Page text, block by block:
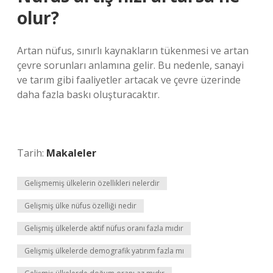
olur?
Artan nüfus, sınırlı kaynakların tükenmesi ve artan
çevre sorunları anlamına gelir. Bu nedenle, sanayi
ve tarım gibi faaliyetler artacak ve çevre üzerinde
daha fazla baskı oluşturacaktır.
Tarih: Makaleler
Gelişmemiş ülkelerin özellikleri nelerdir
Gelişmiş ülke nüfus özelliği nedir
Gelişmiş ülkelerde aktif nüfus oranı fazla mıdır
Gelişmiş ülkelerde demografik yatırım fazla mı